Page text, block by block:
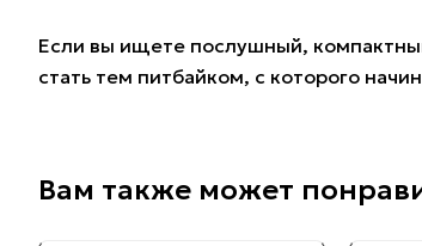
Если вы ищете послушный,
стать тем питбайком, с которого
Вам также может